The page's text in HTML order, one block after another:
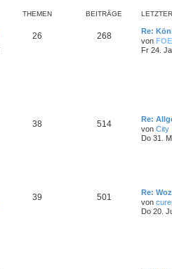
THEMEN BEITRÄGE
26 268
Re:
von FOE
Fr 24.
38 514
Re:
von City
Do 31.
39 501
Re:
von
Do 20.